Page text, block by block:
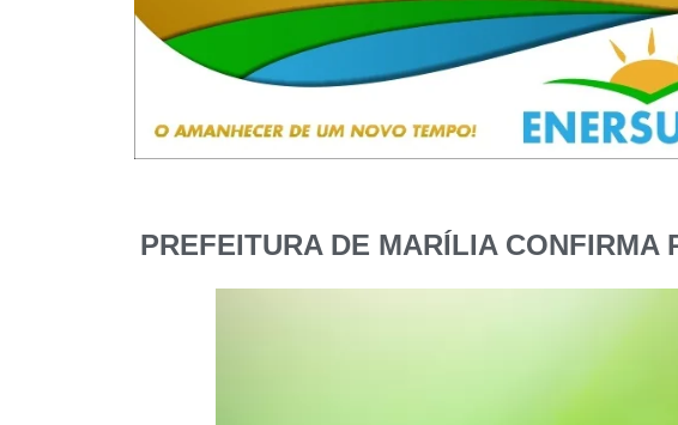
PREFEITURA DE MARÍLIA CONFIRMA